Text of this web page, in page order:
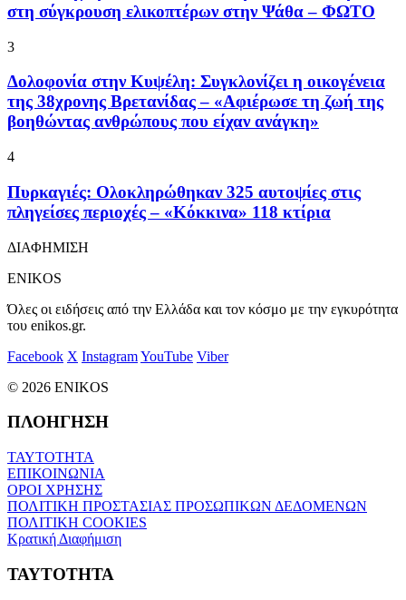
στη σύγκρουση ελικοπτέρων στην Ψάθα – ΦΩΤΟ
3
Δολοφονία στην Κυψέλη: Συγκλονίζει η οικογένεια
της 38χρονης Βρετανίδας – «Αφιέρωσε τη ζωή της
βοηθώντας ανθρώπους που είχαν ανάγκη»
4
Πυρκαγιές: Ολοκληρώθηκαν 325 αυτοψίες στις
πληγείσες περιοχές – «Κόκκινα» 118 κτίρια
ΔΙΑΦΗΜΙΣΗ
ENIKOS
Όλες οι ειδήσεις από την Ελλάδα και τον κόσμο με την εγκυρότητα
του enikos.gr.
Facebook X InstagramYouTube Viber
© 2026 ENIKOS
ΠΛΟΗΓΗΣΗ
ΤΑΥΤΟΤΗΤΑ
ΕΠΙΚΟΙΝΩΝΙΑ
ΟΡΟΙ ΧΡΗΣΗΣ
ΠΟΛΙΤΙΚΗ ΠΡΟΣΤΑΣΙΑΣ ΠΡΟΣΩΠΙΚΩΝ ΔΕΔΟΜΕΝΩΝ
ΠΟΛΙΤΙΚΗ COOKIES
Κρατική Διαφήμιση
ΤΑΥΤΟΤΗΤΑ